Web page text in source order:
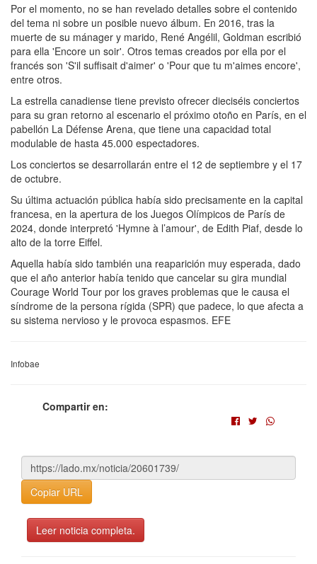
Por el momento, no se han revelado detalles sobre el contenido
del tema ni sobre un posible nuevo álbum. En 2016, tras la
muerte de su mánager y marido, René Angélil, Goldman escribió
para ella 'Encore un soir'. Otros temas creados por ella por el
francés son 'S'il suffisait d'aimer' o 'Pour que tu m'aimes encore',
entre otros.
La estrella canadiense tiene previsto ofrecer dieciséis conciertos
para su gran retorno al escenario el próximo otoño en París, en el
pabellón La Défense Arena, que tiene una capacidad total
modulable de hasta 45.000 espectadores.
Los conciertos se desarrollarán entre el 12 de septiembre y el 17
de octubre.
Su última actuación pública había sido precisamente en la capital
francesa, en la apertura de los Juegos Olímpicos de París de
2024, donde interpretó 'Hymne à l’amour', de Edith Piaf, desde lo
alto de la torre Eiffel.
Aquella había sido también una reaparición muy esperada, dado
que el año anterior había tenido que cancelar su gira mundial
Courage World Tour por los graves problemas que le causa el
síndrome de la persona rígida (SPR) que padece, lo que afecta a
su sistema nervioso y le provoca espasmos. EFE
Infobae
Compartir en:
Copiar URL
Leer noticia completa.